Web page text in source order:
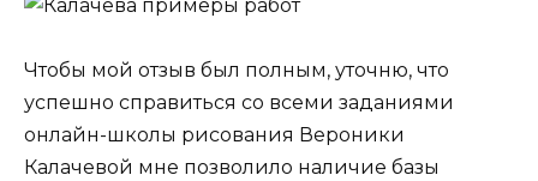
Чтобы мой отзыв был полным, уточню, что
успешно справиться со всеми заданиями
онлайн-школы рисования Вероники
Калачевой мне позволило наличие базы